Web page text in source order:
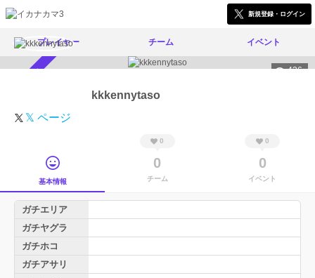
新規登録・ログイン
プレイヤー チーム イベント
436
kkkennytaso
𝕏 ページ
基本情報
0
0
チーム
0
0
イベント
ガチエリア
ガチヤグラ
ガチホコ
ガチアサリ